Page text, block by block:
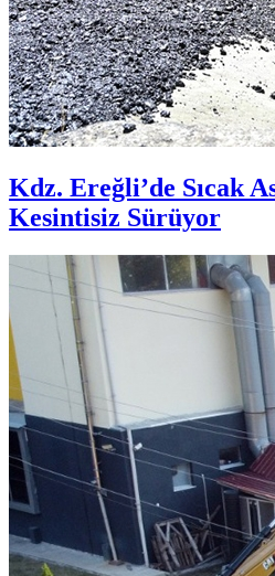
Kdz. Ereğli’de Sıcak
Kesintisiz Sürüyor